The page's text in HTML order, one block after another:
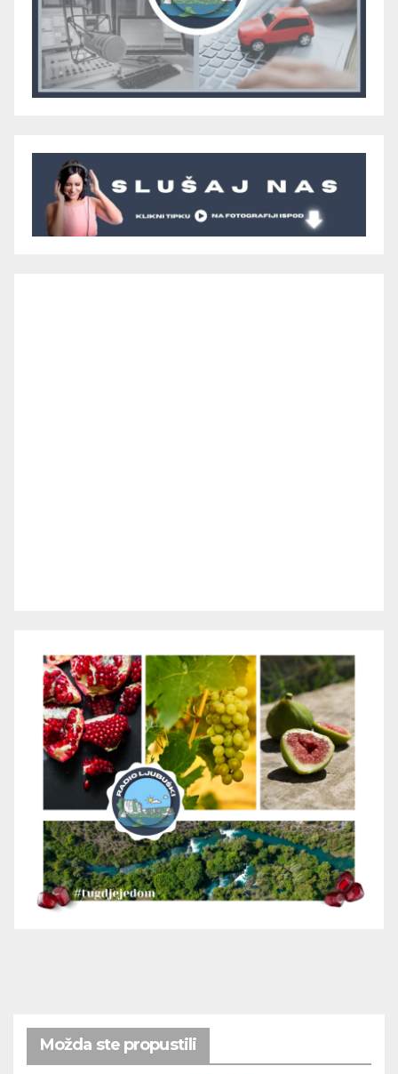
Možda ste propustili